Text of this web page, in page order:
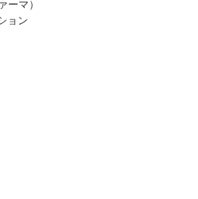
ーマ）
ョン